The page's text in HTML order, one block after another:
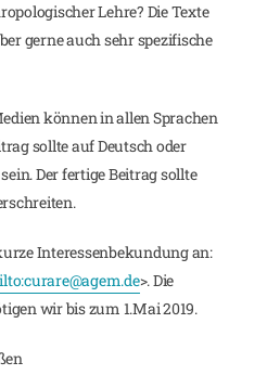
Lehre? Die Texte
gerne auch sehr spezifische
können in allen Sprachen
sollte auf Deutsch oder
Der fertige Beitrag sollte
Interessenbekundung an:
curare@agem.de>. Die
wir bis zum 1.Mai 2019.